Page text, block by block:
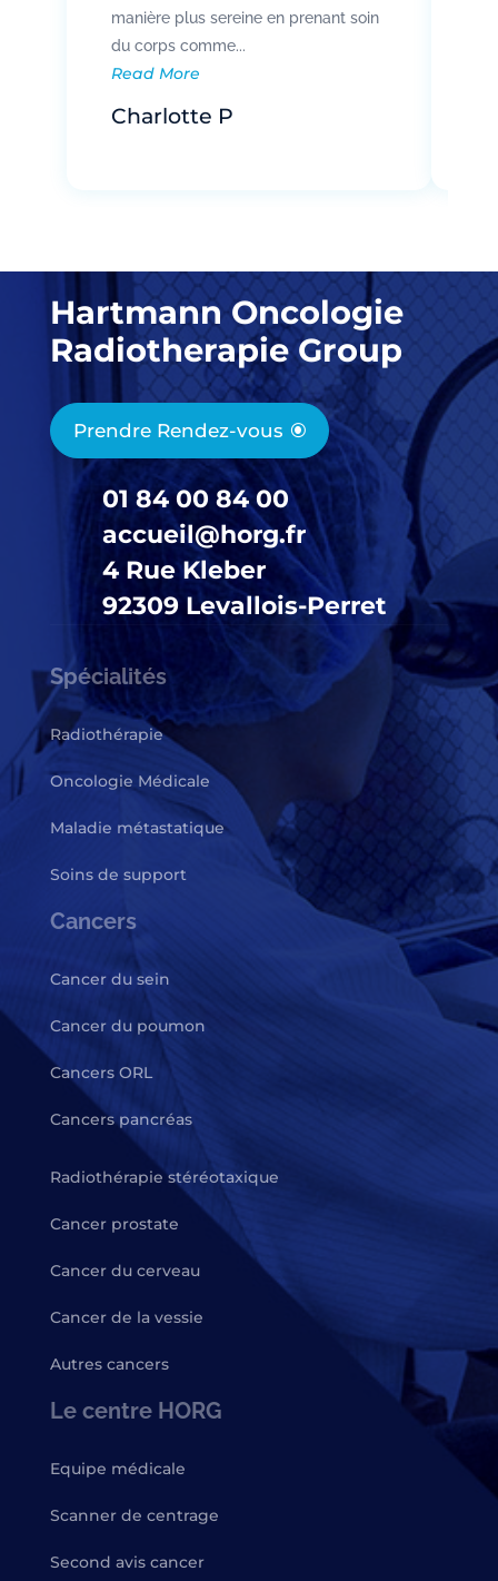
manière plus sereine en prenant soin
du corps comme...
Read More
Charlotte P
Hartmann Oncologie
Radiotherapie Group
Prendre Rendez-vous
01 84 00 84 00
accueil@horg.fr
4 Rue Kleber
92309 Levallois-Perret
Spécialités
Radiothérapie
Oncologie Médicale
Maladie métastatique
Soins de support
Cancers
Cancer du sein
Cancer du poumon
Cancers ORL
Cancers pancréas
Radiothérapie stéréotaxique
Cancer prostate
Cancer du cerveau
Cancer de la vessie
Autres cancers
Le centre HORG
Equipe médicale
Scanner de centrage
Second avis cancer